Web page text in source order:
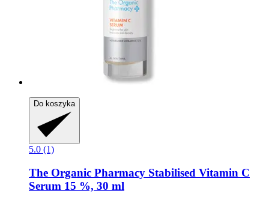
Do koszyka
5.0 (1)
The Organic Pharmacy Stabilised Vitamin C
Serum 15 %, 30 ml